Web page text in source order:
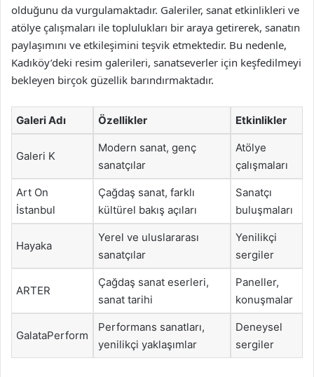
olduğunu da vurgulamaktadır. Galeriler, sanat etkinlikleri ve
atölye çalışmaları ile toplulukları bir araya getirerek, sanatın
paylaşımını ve etkileşimini teşvik etmektedir. Bu nedenle,
Kadıköy’deki resim galerileri, sanatseverler için keşfedilmeyi
bekleyen birçok güzellik barındırmaktadır.
Galeri Adı Özellikler Etkinlikler
Galeri K
Modern sanat, genç
sanatçılar
Atölye
çalışmaları
Art On
İstanbul
Çağdaş sanat, farklı
kültürel bakış açıları
Sanatçı
buluşmaları
Hayaka
Yerel ve uluslararası
sanatçılar
Yenilikçi
sergiler
ARTER
Çağdaş sanat eserleri,
sanat tarihi
Paneller,
konuşmalar
GalataPerform
Performans sanatları,
yenilikçi yaklaşımlar
Deneysel
sergiler